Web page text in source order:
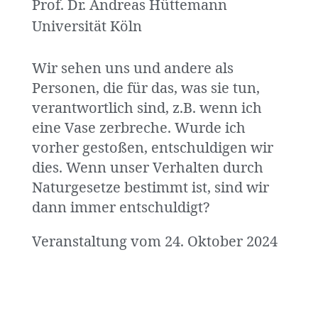
Prof. Dr. Andreas Hüttemann
Universität Köln
Wir sehen uns und andere als
Personen, die für das, was sie tun,
verantwortlich sind, z.B. wenn ich
eine Vase zerbreche. Wurde ich
vorher gestoßen, entschuldigen wir
dies. Wenn unser Verhalten durch
Naturgesetze bestimmt ist, sind wir
dann immer entschuldigt?
Veranstaltung vom 24. Oktober 2024